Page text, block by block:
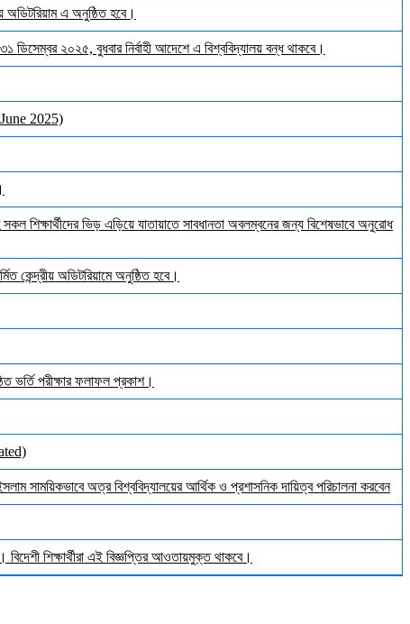
অডিটরিয়াম এ অনুষ্ঠিত হবে।
ডিসেম্বর ২০২৫, বুধবার নির্বাহী আদেশে এ বিশ্ববিদ্যালয় বন্ধ থাকবে।
2025)
শিক্ষার্থীদের ভিড় এড়িয়ে যাতায়াতে সাবধানতা অবলম্বনের জন্য বিশেষভাবে অনুরোধ
কেন্দ্রীয় অডিটরিয়ামে অনুষ্ঠিত হবে।
ভর্তি পরীক্ষার ফলাফল প্রকাশ।
সাময়িকভাবে অত্র বিশ্ববিদ্যালয়ের আর্থিক ও প্রশাসনিক দায়িত্ব পরিচালনা করবেন
শিক্ষার্থীরা এই বিজ্ঞপ্তির আওতায়মুক্ত থাকবে।